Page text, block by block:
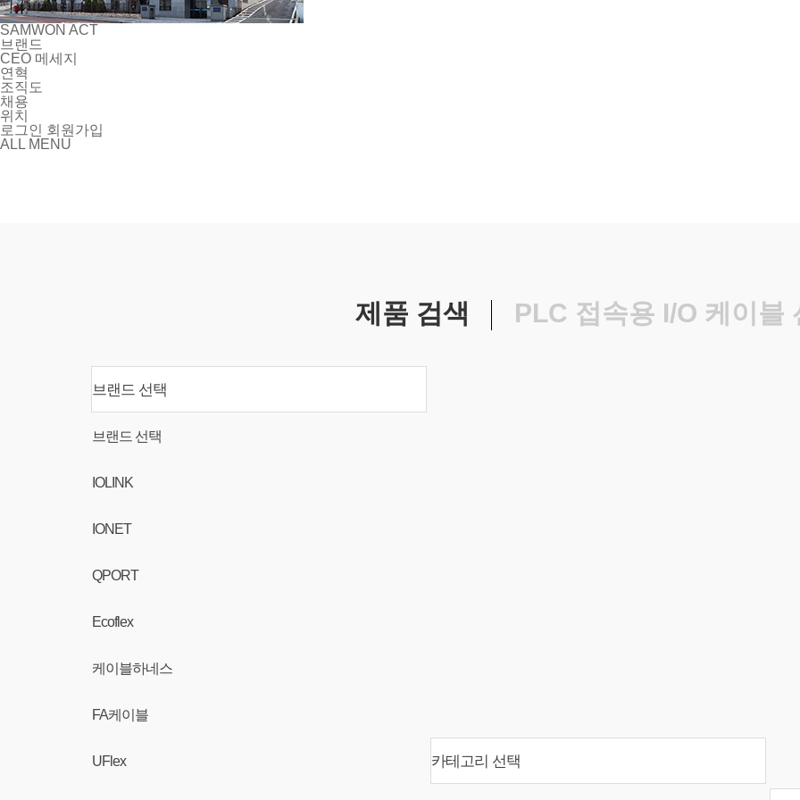
SAMWON ACT
브랜드
CEO 메세지
연혁
조직도
채용
위치
로그인
회원가입
ALL MENU
제품 검색 PLC 접속용 I/O 케이블
브랜드 선택
브랜드 선택
IOLINK
IONET
QPORT
Ecoflex
케이블하네스
FA케이블
UFlex 카테고리 선택